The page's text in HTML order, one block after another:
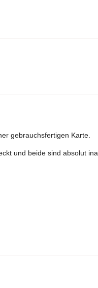
gebrauchsfertigen Karte.
und beide sind absolut